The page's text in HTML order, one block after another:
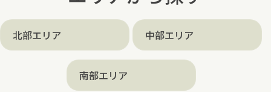
北部エリア 中部エリア
南部エリア